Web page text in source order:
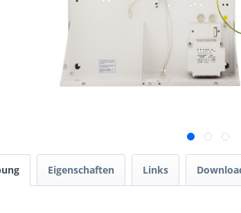
Eigenschaften Links